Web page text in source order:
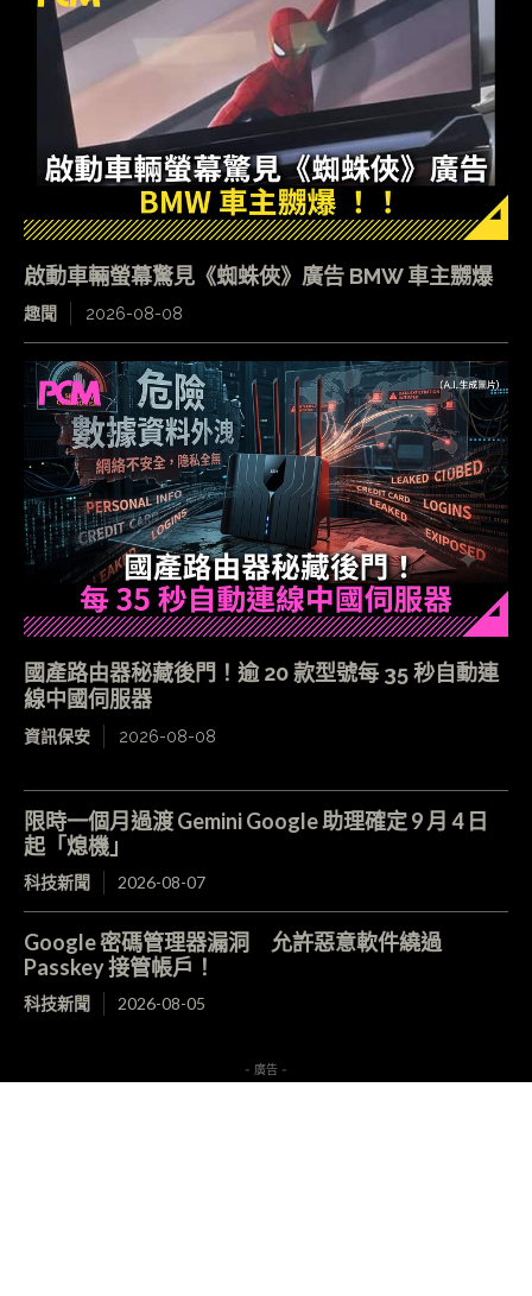
啟動車輛螢幕驚見《蜘蛛俠》廣告 BMW 車主嬲爆
趣聞 2026-08-08
國產路由器秘藏後門！逾 20 款型號每 35 秒自動連
線中國伺服器
資訊保安 2026-08-08
限時一個月過渡 Gemini Google 助理確定 9 月 4 日
起「熄機」
科技新聞 2026-08-07
Google 密碼管理器漏洞 允許惡意軟件繞過
Passkey 接管帳戶！
科技新聞 2026-08-05
- 廣告 -